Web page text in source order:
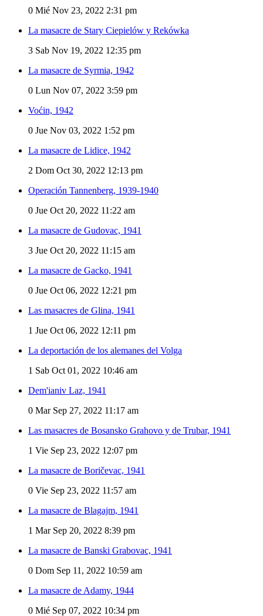
0 Mié Nov 23, 2022 2:31 pm
La masacre de Stary Ciepielów y Rekówka
3 Sab Nov 19, 2022 12:35 pm
La masacre de Syrmia, 1942
0 Lun Nov 07, 2022 3:59 pm
Voćin, 1942
0 Jue Nov 03, 2022 1:52 pm
La masacre de Lidice, 1942
2 Dom Oct 30, 2022 12:13 pm
Operación Tannenberg, 1939-1940
0 Jue Oct 20, 2022 11:22 am
La masacre de Gudovac, 1941
3 Jue Oct 20, 2022 11:15 am
La masacre de Gacko, 1941
0 Jue Oct 06, 2022 12:21 pm
Las masacres de Glina, 1941
1 Jue Oct 06, 2022 12:11 pm
La deportación de los alemanes del Volga
1 Sab Oct 01, 2022 10:46 am
Dem'ianiv Laz, 1941
0 Mar Sep 27, 2022 11:17 am
Las masacres de Bosansko Grahovo y de Trubar, 1941
1 Vie Sep 23, 2022 12:07 pm
La masacre de Boričevac, 1941
0 Vie Sep 23, 2022 11:57 am
La masacre de Blagajm, 1941
1 Mar Sep 20, 2022 8:39 pm
La masacre de Banski Grabovac, 1941
0 Dom Sep 11, 2022 10:59 am
La masacre de Adamy, 1944
0 Mié Sep 07, 2022 10:34 pm